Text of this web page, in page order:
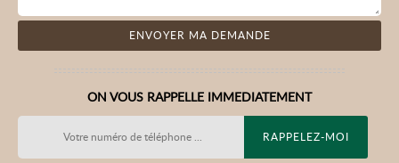
ON VOUS RAPPELLE IMMEDIATEMENT